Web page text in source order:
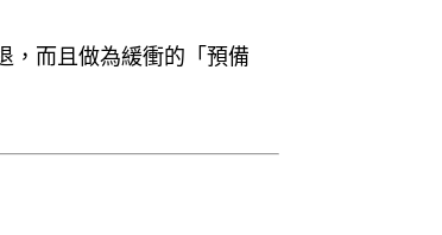
，而且做為緩衝的「預備